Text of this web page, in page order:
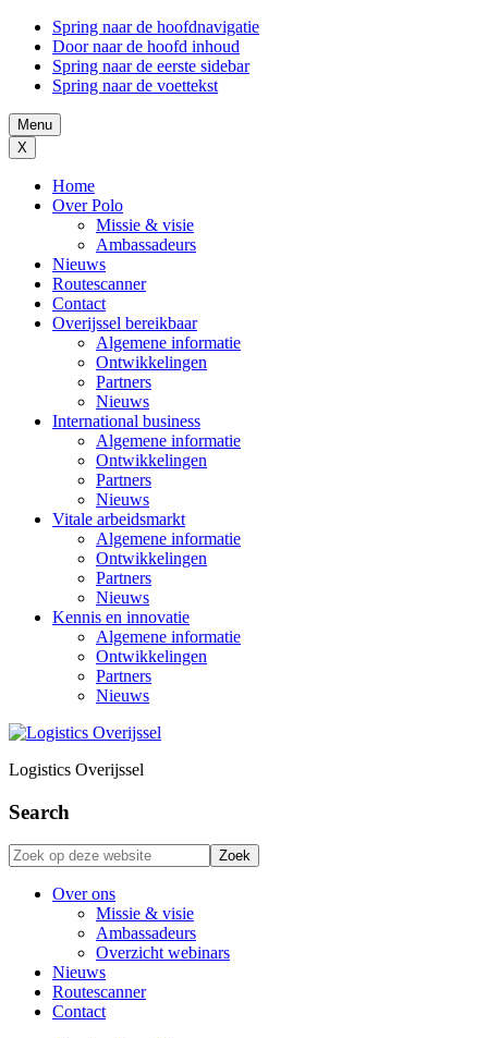
Spring naar de hoofdnavigatie
Door naar de hoofd inhoud
Spring naar de eerste sidebar
Spring naar de voettekst
Menu
X
Home
Over Polo
Missie & visie
Ambassadeurs
Nieuws
Routescanner
Contact
Overijssel bereikbaar
Algemene informatie
Ontwikkelingen
Partners
Nieuws
International business
Algemene informatie
Ontwikkelingen
Partners
Nieuws
Vitale arbeidsmarkt
Algemene informatie
Ontwikkelingen
Partners
Nieuws
Kennis en innovatie
Algemene informatie
Ontwikkelingen
Partners
Nieuws
Logistics Overijssel
Search
Zoek
op
deze
Over ons
Missie & visie
Ambassadeurs
Overzicht webinars
Nieuws
Routescanner
Contact